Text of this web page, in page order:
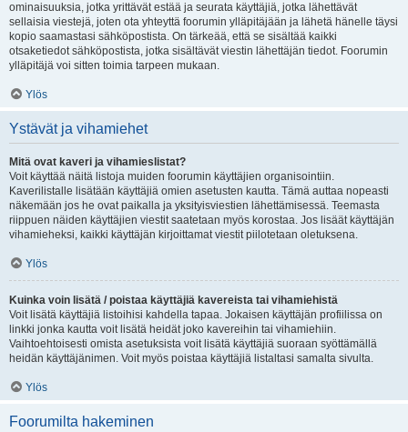
ominaisuuksia, jotka yrittävät estää ja seurata käyttäjiä, jotka lähettävät
sellaisia viestejä, joten ota yhteyttä foorumin ylläpitäjään ja lähetä hänelle täysi
kopio saamastasi sähköpostista. On tärkeää, että se sisältää kaikki
otsaketiedot sähköpostista, jotka sisältävät viestin lähettäjän tiedot. Foorumin
ylläpitäjä voi sitten toimia tarpeen mukaan.
Ylös
Ystävät ja vihamiehet
Mitä ovat kaveri ja vihamieslistat?
Voit käyttää näitä listoja muiden foorumin käyttäjien organisointiin.
Kaverilistalle lisätään käyttäjiä omien asetusten kautta. Tämä auttaa nopeasti
näkemään jos he ovat paikalla ja yksityisviestien lähettämisessä. Teemasta
riippuen näiden käyttäjien viestit saatetaan myös korostaa. Jos lisäät käyttäjän
vihamieheksi, kaikki käyttäjän kirjoittamat viestit piilotetaan oletuksena.
Ylös
Kuinka voin lisätä / poistaa käyttäjiä kavereista tai vihamiehistä
Voit lisätä käyttäjiä listoihisi kahdella tapaa. Jokaisen käyttäjän profiilissa on
linkki jonka kautta voit lisätä heidät joko kavereihin tai vihamiehiin.
Vaihtoehtoisesti omista asetuksista voit lisätä käyttäjiä suoraan syöttämällä
heidän käyttäjänimen. Voit myös poistaa käyttäjiä listaltasi samalta sivulta.
Ylös
Foorumilta hakeminen